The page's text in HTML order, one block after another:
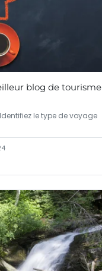
blog de tourisme
Identifiez le type de voyage